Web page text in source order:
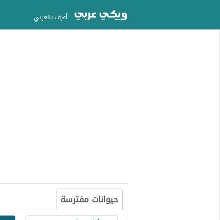
أعرف بالعربي
حيوانات مفترسة